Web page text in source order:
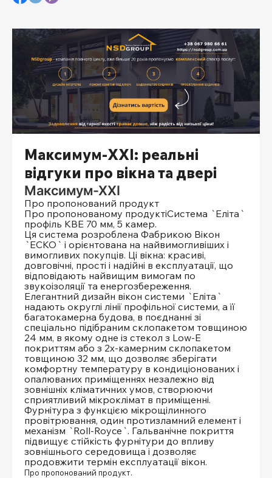
Максимум-ХХІ: реальні
відгуки про вікна та двері
Максимум-ХХІ
Про пропонований продукт
Про пропонованому продуктіСистема `Еліта`
профіль КВЕ 70 мм, 5 камер.
Ця система розроблена Фабрикою Вікон
`ЕСКО` і орієнтована на найвимогливіших і
вимогливих покупців. Ці вікна: красиві,
довговічні, прості і надійні в експлуатації, що
відповідають найвищим вимогам по
звукоізоляції та енергозбереження.
Елегантний дизайн вікон системи `Еліта`
надають округлі лінії профільної системи, а її
багатокамерна будова, в поєднанні зі
спеціально підібраним склопакетом товщиною
24 мм, в якому одне із стекол з Low-E
покриттям або з 2х-камерним склопакетом
товщиною 32 мм, що дозволяє зберігати
комфортну температуру в кондиціонованих і
опалюваних приміщеннях незалежно від
зовнішніх кліматичних умов, створюючи
сприятливий мікроклімат в приміщенні.
Фурнітура з функцією мікрощілинного
провітрювання, один протизламний елемент і
механізм `Roll-Royce`. Гальванічне покриття
підвищує стійкість фурнітури до впливу
зовнішнього середовища і дозволяє
продовжити термін експлуатації вікон.
Про пропонований продукт.